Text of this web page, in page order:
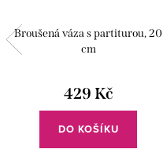
Broušená váza s partiturou, 20
cm
429 Kč
DO KOŠÍKU